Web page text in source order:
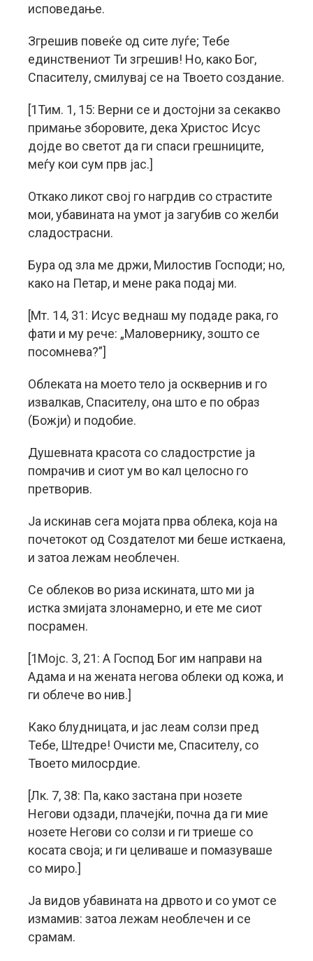
исповедање.
Згрешив повеќе од сите луѓе; Тебе
единствениот Ти згрешив! Но, како Бог,
Спасителу, смилувај се на Твоето создание.
[1Тим. 1, 15: Верни се и достојни за секакво
примање зборовите, дека Христос Исус
дојде во светот да ги спаси грешниците,
меѓу кои сум прв јас.]
Откако ликот свој го нагрдив со страстите
мои, убавината на умот ја загубив со желби
сладострасни.
Бура од зла ме држи, Милостив Господи; но,
како на Петар, и мене рака подај ми.
[Мт. 14, 31: Исус веднаш му подаде рака, го
фати и му рече: „Маловернику, зошто се
посомнева?”]
Облеката на моето тело ја осквернив и го
извалкав, Спасителу, она што е по образ
(Божји) и подобие.
Душевната красота со сладострстие ја
помрачив и сиот ум во кал целосно го
претворив.
Ја искинав сега мојата прва облека, која на
почетокот од Создателот ми беше исткаена,
и затоа лежам необлечен.
Се облеков во риза искината, што ми ја
истка змијата злонамерно, и ете ме сиот
посрамен.
[1Мојс. 3, 21: А Господ Бог им направи на
Адама и на жената негова облеки од кожа, и
ги облече во нив.]
Како блудницата, и јас леам солзи пред
Тебе, Штедре! Очисти ме, Спасителу, со
Твоето милосрдие.
[Лк. 7, 38: Па, како застана при нозете
Негови одзади, плачејќи, почна да ги мие
нозете Негови со солзи и ги триеше со
косата своја; и ги целиваше и помазуваше
со миро.]
Ја видов убавината на дрвото и со умот се
измамив: затоа лежам необлечен и се
срамам.